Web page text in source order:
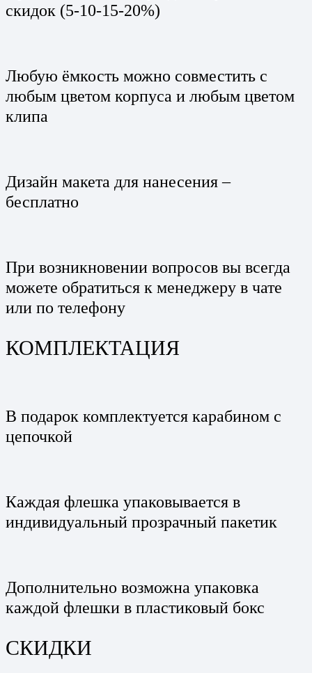
скидок (5-10-15-20%)
Любую ёмкость можно совместить с
любым цветом корпуса и любым цветом
клипа
Дизайн макета для нанесения –
бесплатно
При возникновении вопросов вы всегда
можете обратиться к менеджеру в чате
или по телефону
КОМПЛЕКТАЦИЯ
В подарок комплектуется карабином с
цепочкой
Каждая флешка упаковывается в
индивидуальный прозрачный пакетик
Дополнительно возможна упаковка
каждой флешки в пластиковый бокс
СКИДКИ